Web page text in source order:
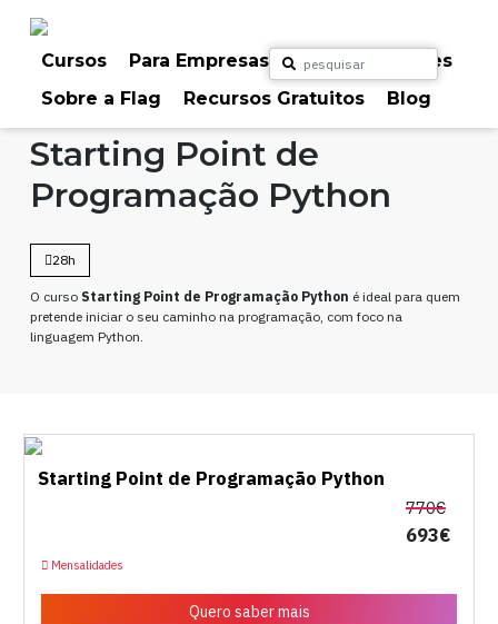
Cursos Para Empresas
Para Particulares
Sobre a Flag
Recursos Gratuitos Blog
Home Cursos Programação
Starting Point de
Programação Python
28h
O curso Starting Point de Programação Python é ideal para quem
pretende iniciar o seu caminho na programação, com foco na
linguagem Python.
Starting Point de Programação Python
770€
693€
Mensalidades
Quero saber mais